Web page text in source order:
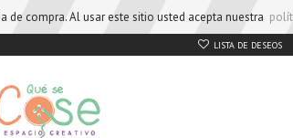
compra. Al usar este sitio usted acepta nuestra
LISTA DE DESEOS